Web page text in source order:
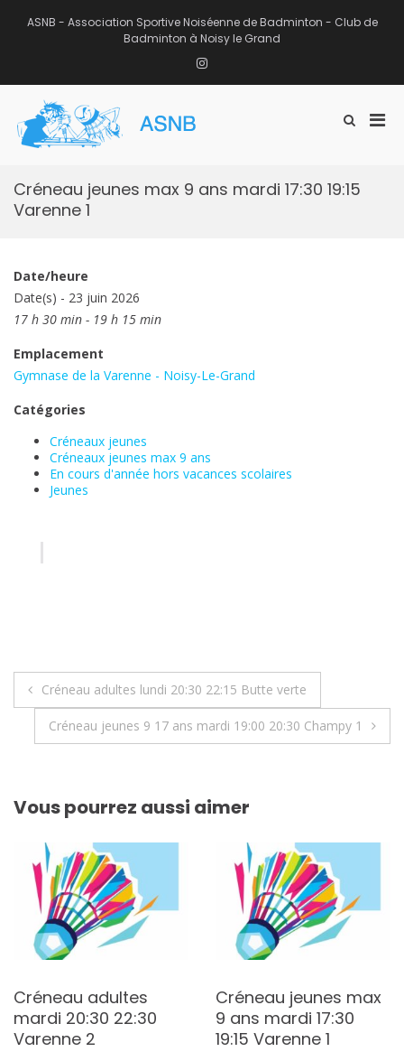
ASNB - Association Sportive Noiséenne de Badminton - Club de
Badminton à Noisy le Grand
Instagram
Afficher
recherche
Créneau jeunes max 9 ans mardi 17:30 19:15
Varenne 1
Date/heure
Date(s) - 23 juin 2026
17 h 30 min - 19 h 15 min
Emplacement
Gymnase de la Varenne - Noisy-Le-Grand
Catégories
Créneaux jeunes
Créneaux jeunes max 9 ans
En cours d'année hors vacances scolaires
Jeunes
Navigation
Créneau adultes lundi 20:30 22:15 Butte verte
Créneau jeunes 9 17 ans mardi 19:00 20:30 Champy 1
Vous pourrez aussi aimer
Créneau adultes
mardi 20:30 22:30
Varenne 2
Créneau jeunes max
9 ans mardi 17:30
19:15 Varenne 1